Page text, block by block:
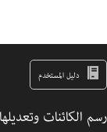
دليل المستخدم
رسم الكائنات